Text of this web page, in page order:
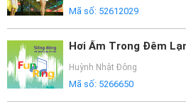
Mã số: 52612029
Hơi Ấm Trong Đêm
Huỳnh Nhật Đông
Mã số: 5266650